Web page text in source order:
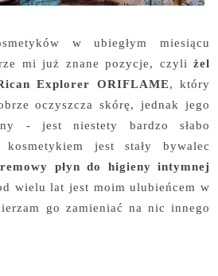
w ubiegłym miesiącu
mi już znane pozycje, czyli żel
Explorer ORIFLAME, który
oczyszcza skórę, jednak jego
- jest niestety bardzo słabo
jest stały bywalec
płyn do higieny intymnej
wielu lat jest moim ulubieńcem w
go zamieniać na nic innego